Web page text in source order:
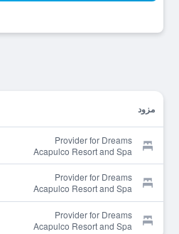
مزود
Provider for Dreams
Acapulco Resort and Spa
Provider for Dreams
Acapulco Resort and Spa
Provider for Dreams
Acapulco Resort and Spa